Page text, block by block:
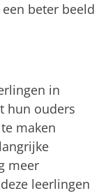
beter beeld
in
hun ouders
maken
meer
leerlingen